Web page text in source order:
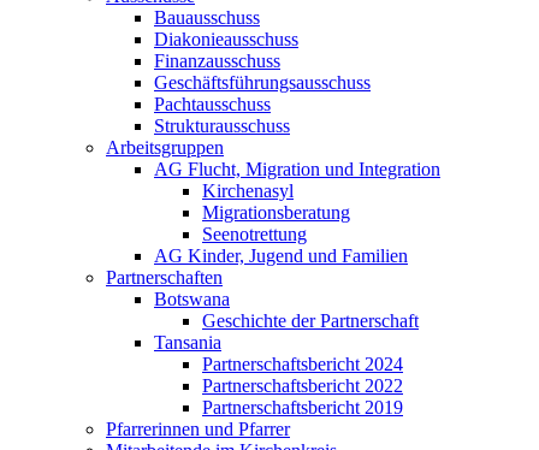
Bauausschuss
Diakonieausschuss
Finanzausschuss
Geschäftsführungsausschuss
Pachtausschuss
Strukturausschuss
Arbeitsgruppen
AG Flucht, Migration und Integration
Kirchenasyl
Migrationsberatung
Seenotrettung
AG Kinder, Jugend und Familien
Partnerschaften
Botswana
Geschichte der Partnerschaft
Tansania
Partnerschaftsbericht 2024
Partnerschaftsbericht 2022
Partnerschaftsbericht 2019
Pfarrerinnen und Pfarrer